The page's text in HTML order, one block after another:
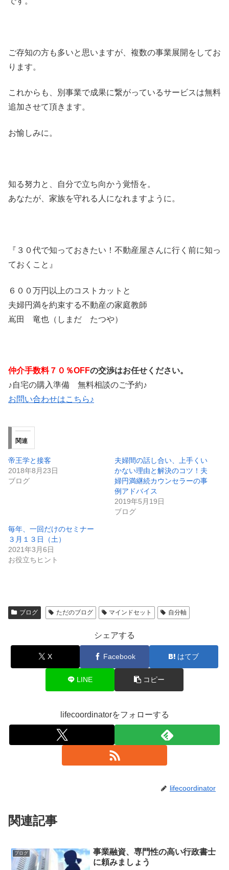
ご存知の方も多いと思いますが、複数の事業展開をしてお
ります。
これからも、別事業で成果に繋がっているサービスは無料
追加させて頂きます。
お愉しみに。
知る努力と、自分で立ち向かう覚悟を。
あなたが、家族を守れる人になれますように。
『３０代で知っておきたい！不動産屋さんに行く前に知っ
ておくこと』
６００万円以上のコストカットと
夫婦円満を約束する不動産の家庭教師
嶌田 竜也（しまだ たつや）
仲介手数料７０％OFFの交渉はお任せください。
♪自宅の購入準備 無料相談のご予約♪
お問い合わせはこちら♪
関連
帝王学と接客
2018年8月23日
ブログ
夫婦間の話し合い、上手くい
かない理由と解決のコツ！夫
婦円満継続カウンセラーの事
例アドバイス
2019年5月19日
ブログ
毎年、一回だけのセミナー
３月１３日（土）
2021年3月6日
お役立ちヒント
ブログ ただのブログ マインドセット 自分軸
シェアする
X Facebook はてブ
LINE コピー
lifecoordinatorをフォローする
lifecoordinator
関連記事
ブログ
事業融資、専門性の高い行政書士
に頼みましょう